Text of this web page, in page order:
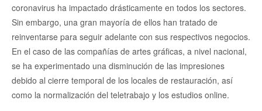
coronavirus ha impactado drásticamente en todos los sectores.
Sin embargo, una gran mayoría de ellos han tratado de
reinventarse para seguir adelante con sus respectivos negocios.
En el caso de las compañías de artes gráficas, a nivel nacional,
se ha experimentado una disminución de las impresiones
debido al cierre temporal de los locales de restauración, así
como la normalización del teletrabajo y los estudios online.